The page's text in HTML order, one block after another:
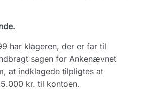
har klageren, der er far til
sagen for Ankenævnet
at indklagede tilpligtes at
kr. til kontoen.